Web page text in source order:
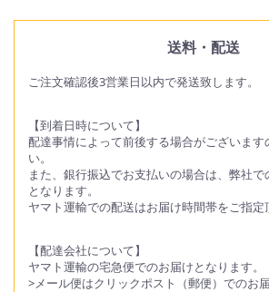
送料・配送
ご注文確認後3営業日以内で発送致します。
【到着日時について】
配達事情によって前後する場合がございます
い。
また、銀行振込でお支払いの場合は、弊社
となります。
ヤマト運輸での配送はお届け時間帯をご指定
【配達会社について】
ヤマト運輸の宅急便でのお届けとなります。
>メール便はクリックポスト（郵便）でのお